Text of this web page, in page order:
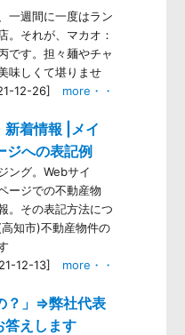
一週間に一度はラン
。それが、マカオ：
です。担々麺やチャ
味しくて堪りませ
12-26] more・・
着情報 |メイ
ジへの表記例
ング。Webサイ
ージでの不動産物
。その表記方法につ
知市)不動産物件の
12-13] more・・
？」⇒弊社代表
答えします